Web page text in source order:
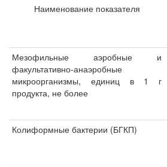
Наименование показателя
Мезофильные аэробные и
факультативно-анаэробные
микроорганизмы, единиц в 1 г
продукта, не более
Колиформные бактерии (БГКП)